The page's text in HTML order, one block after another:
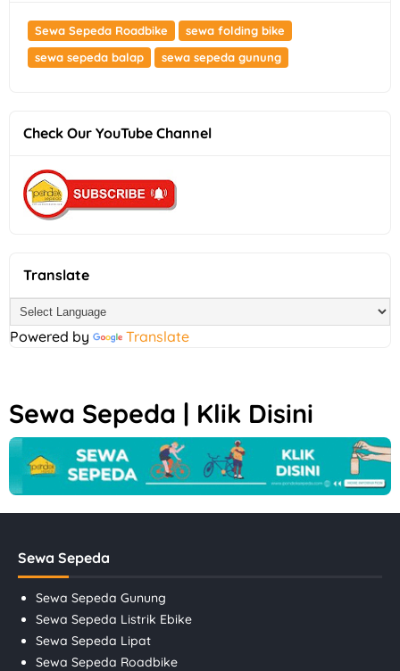
Sewa Sepeda Roadbike
sewa folding bike
sewa sepeda balap
sewa sepeda gunung
Check Our YouTube Channel
Translate
Powered by Translate
Sewa Sepeda | Klik Disini
Sewa Sepeda
Sewa Sepeda Gunung
Sewa Sepeda Listrik Ebike
Sewa Sepeda Lipat
Sewa Sepeda Roadbike